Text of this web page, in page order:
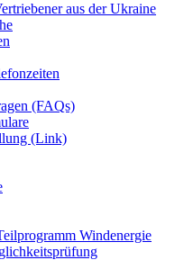
aus der Ukraine
(FAQs)
(Link)
Windenergie